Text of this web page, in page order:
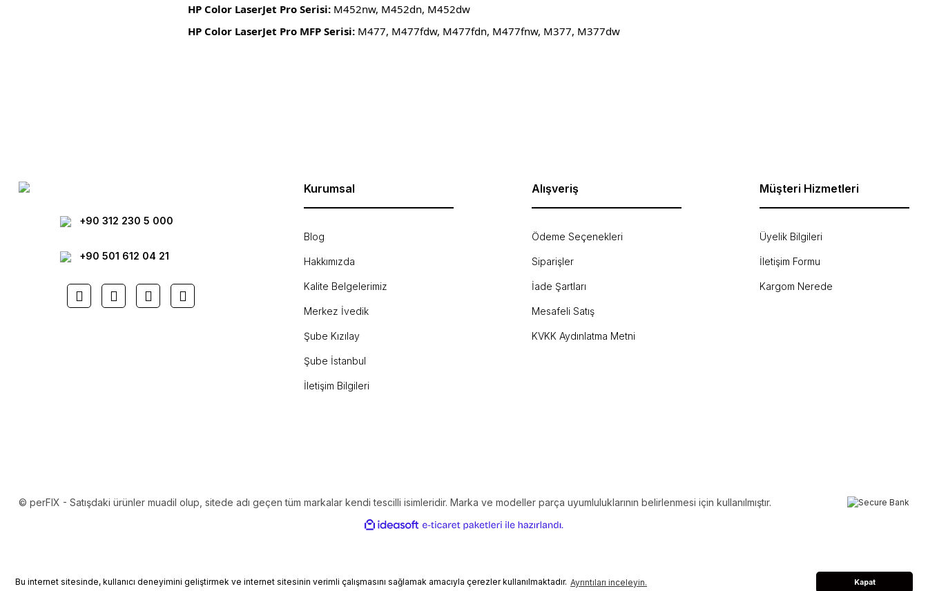
Bu internet sitesinde, kullanıcı deneyimini geliştirmek ve internet sitesinin verimli çalışmasını sağlamak amacıyla çerezler kullanılmaktadır. Ayrıntıları inceleyin. Kapat
HP Color LaserJet Pro Serisi: M452nw, M452dn, M452dw
HP Color LaserJet Pro MFP Serisi: M477, M477fdw, M477fdn, M477fnw, M377, M377dw
+90 312 230 5 000
+90 501 612 04 21
Kurumsal
Blog
Hakkımızda
Kalite Belgelerimiz
Merkez İvedik
Şube Kızılay
Şube İstanbul
İletişim Bilgileri
Alışveriş
Ödeme Seçenekleri
Siparişler
İade Şartları
Mesafeli Satış
KVKK Aydınlatma Metni
Müşteri Hizmetleri
Üyelik Bilgileri
İletişim Formu
Kargom Nerede
© perFIX - Satışdaki ürünler muadil olup, sitede adı geçen tüm markalar kendi tescilli isimleridir. Marka ve modeller parça uyumluluklarının belirlenmesi için kullanılmıştır.
ideasoft
e-